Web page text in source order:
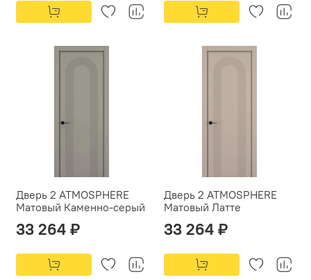
Дверь 2 ATMOSPHERE
Матовый Каменно-серый
33 264 ₽
Дверь 2 ATMOSPHERE
Матовый Латте
33 264 ₽